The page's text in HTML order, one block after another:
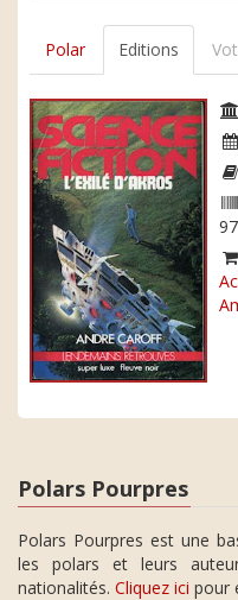
Polar Editions
Polars Pourpres
Polars Pourpres est une
les polars et leurs
nationalités. Cliquez ici pour